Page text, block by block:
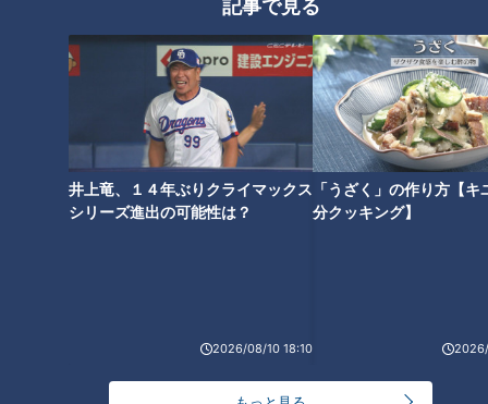
記事で見る
井上竜、１４年ぶりクライマックス
シリーズ進出の可能性は？
2026/08/10 18:10
「うざく」の作り方【キ
分クッキング】
おかずや総菜などのデリカ部門金賞は、愛知県一宮市の海鮮ス
ーパー「綿半魚類一宮漁港」の「海鮮パフェ」。具材だけで
だけでなく、食べても納得のおいしさです！